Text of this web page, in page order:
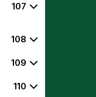
107
108
109
110